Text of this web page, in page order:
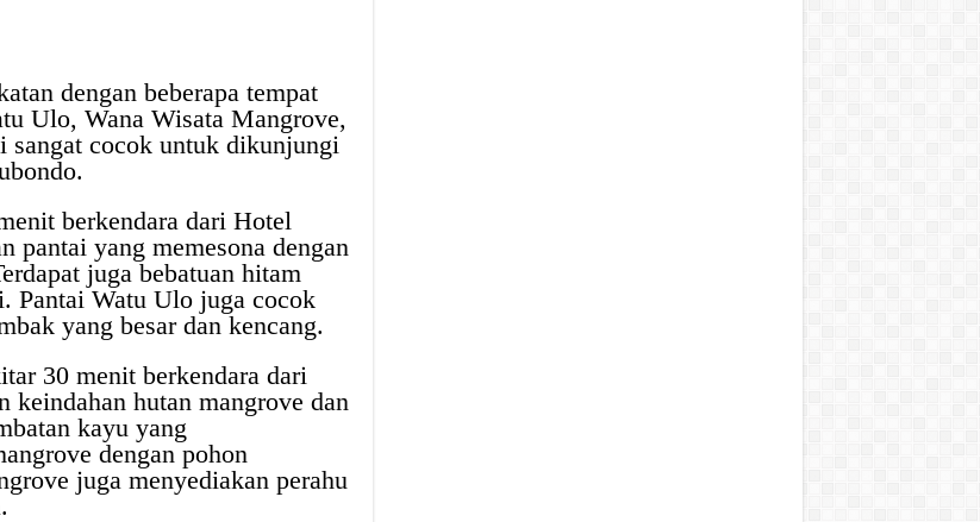
dengan beberapa tempat
Ulo, Wana Wisata Mangrove,
sangat cocok untuk dikunjungi
berkendara dari Hotel
yang memesona dengan
juga bebatuan hitam
Pantai Watu Ulo juga cocok
yang besar dan kencang.
30 menit berkendara dari
hutan mangrove dan
kayu yang
dengan pohon
juga menyediakan perahu